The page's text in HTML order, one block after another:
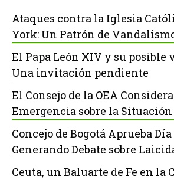
Ataques contra la Iglesia
York: Un Patrón de
El Papa León XIV y su posible
Una invitación pendiente
El Consejo de la OEA
Emergencia sobre la
Concejo de Bogotá Aprueba
Generando Debate sobre
Ceuta, un Baluarte de Fe en la